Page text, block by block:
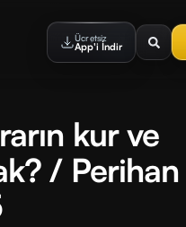
Ücretsiz
App'i İndir
kur ve
/ Perihan